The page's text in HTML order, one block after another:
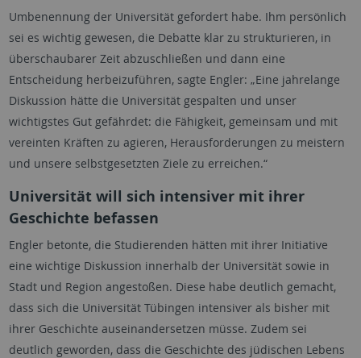
Umbenennung der Universität gefordert habe. Ihm persönlich
sei es wichtig gewesen, die Debatte klar zu strukturieren, in
überschaubarer Zeit abzuschließen und dann eine
Entscheidung herbeizuführen, sagte Engler: „Eine jahrelange
Diskussion hätte die Universität gespalten und unser
wichtigstes Gut gefährdet: die Fähigkeit, gemeinsam und mit
vereinten Kräften zu agieren, Herausforderungen zu meistern
und unsere selbstgesetzten Ziele zu erreichen.“
Universität will sich intensiver mit ihrer
Geschichte befassen
Engler betonte, die Studierenden hätten mit ihrer Initiative
eine wichtige Diskussion innerhalb der Universität sowie in
Stadt und Region angestoßen. Diese habe deutlich gemacht,
dass sich die Universität Tübingen intensiver als bisher mit
ihrer Geschichte auseinandersetzen müsse. Zudem sei
deutlich geworden, dass die Geschichte des jüdischen Lebens